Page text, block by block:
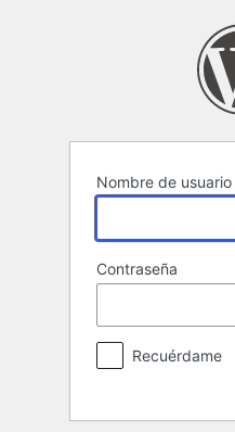
Nombre de
Contraseña
Recuérdame